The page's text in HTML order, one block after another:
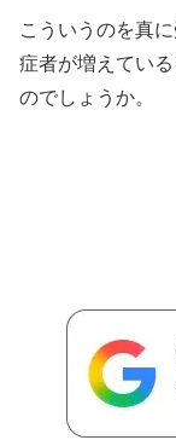
こういうのを真
症者が増えてい
のでしょうか。